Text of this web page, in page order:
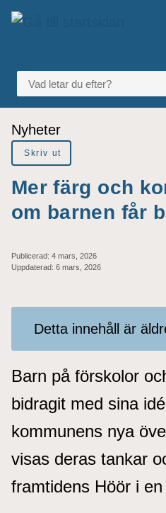
Gå till innehåll
VAD LETAR DU EFTER?
Du är här:
Nyheter
Skriv ut
Mer färg och
om barnen får
Publicerad: 4 mars, 2026
Uppdaterad: 6 mars, 2026
Detta innehåll är
Barn på förskolor
bidragit med sina
kommunens nya
visas deras tankar
framtidens Höör i